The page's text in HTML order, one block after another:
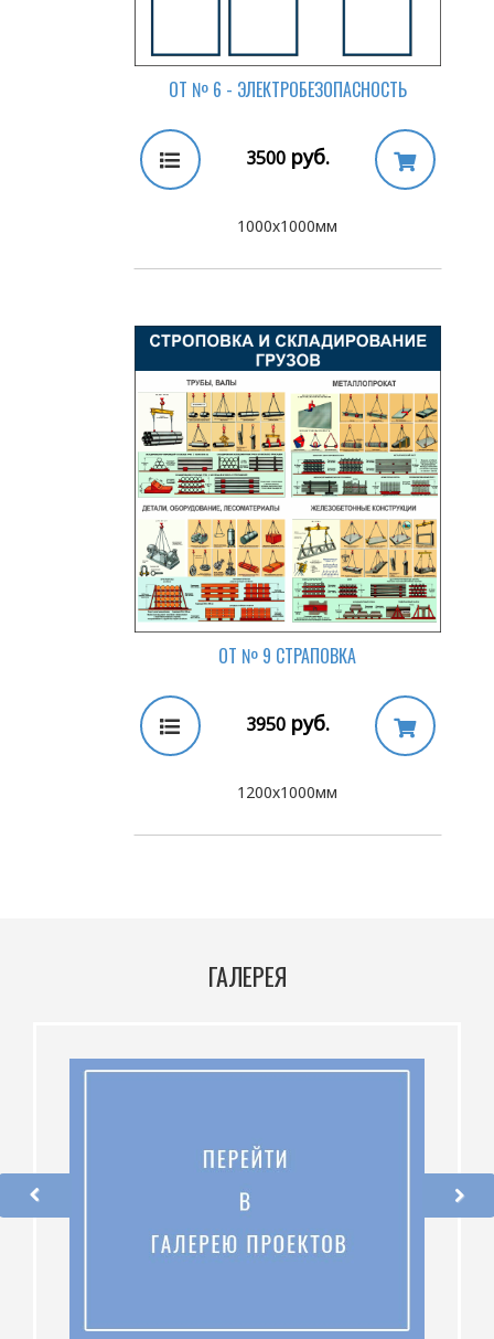
ОТ № 6 - ЭЛЕКТРОБЕЗОПАСНОСТЬ
3500 руб.
1000х1000мм
ОТ № 9 СТРАПОВКА
3950 руб.
1200х1000мм
ГАЛЕРЕЯ